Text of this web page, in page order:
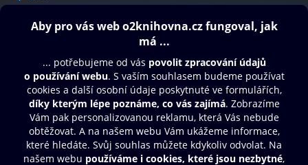
Obsah ke stažení
Moje O2 Knihovna
Další zábava